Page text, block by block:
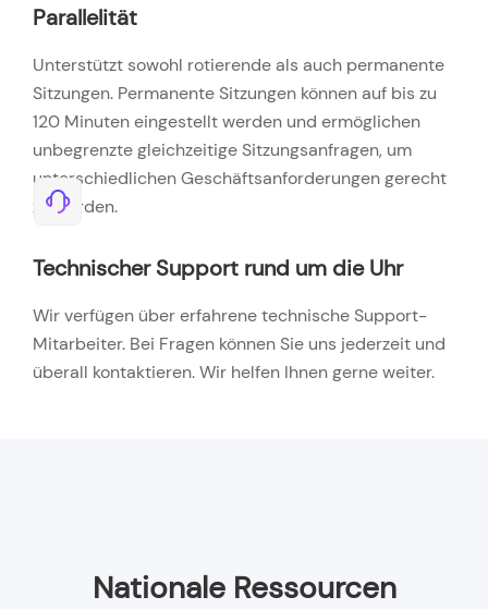
Parallelität
Unterstützt sowohl rotierende als auch permanente
Sitzungen. Permanente Sitzungen können auf bis zu
120 Minuten eingestellt werden und ermöglichen
unbegrenzte gleichzeitige Sitzungsanfragen, um
unterschiedlichen Geschäftsanforderungen gerecht
zu werden.
Technischer Support rund um die Uhr
Wir verfügen über erfahrene technische Support-
Mitarbeiter. Bei Fragen können Sie uns jederzeit und
überall kontaktieren. Wir helfen Ihnen gerne weiter.
Nationale Ressourcen